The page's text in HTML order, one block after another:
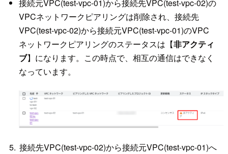
接続元VPC(test-vpc-01)から接続先VPC(test-vpc-02)の
VPCネットワークピアリングは削除され、接続先
VPC(test-vpc-02)から接続元VPC(test-vpc-01)のVPC
ネットワークピアリングのステータスは【非アクティ
ブ】になります。この時点で、相互の通信はできなく
なっています。
接続先VPC(test-vpc-02)から接続元VPC(test-vpc-01)へ